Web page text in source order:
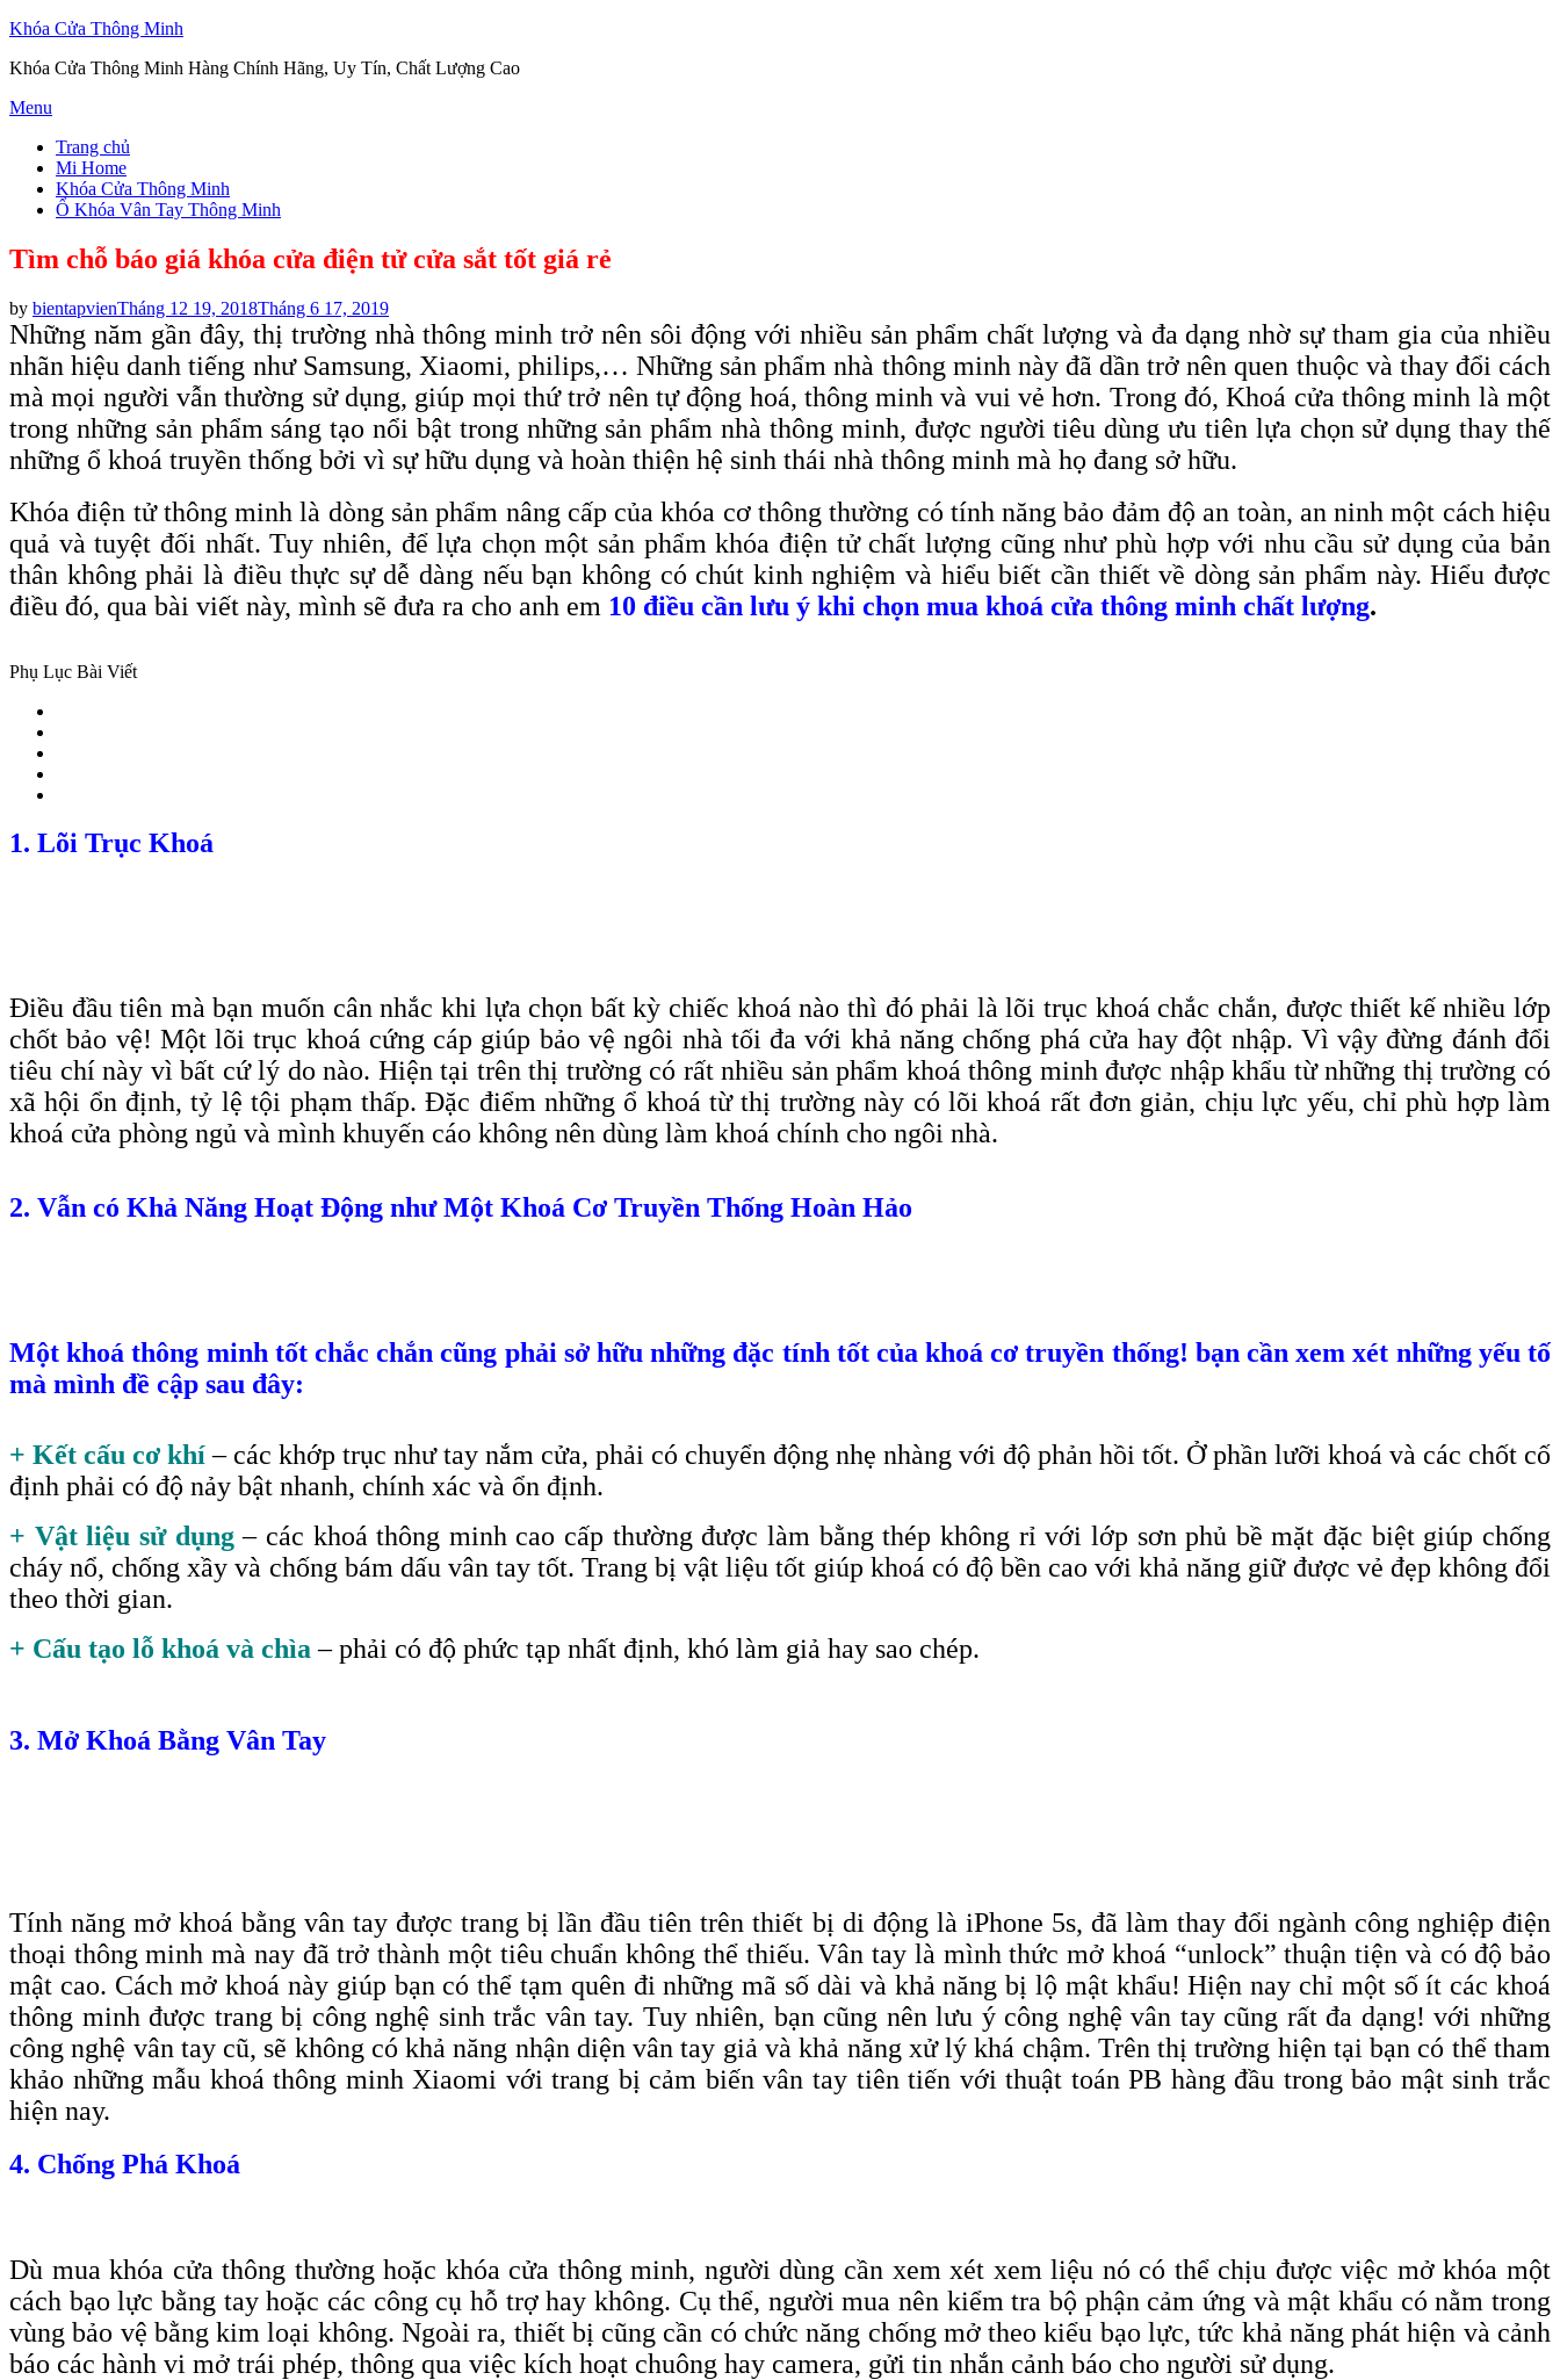
Khóa Cửa Thông Minh
Khóa Cửa Thông Minh Hàng Chính Hãng, Uy Tín, Chất Lượng Cao
Skip
content
Menu
Trang chủ
Mi Home
Khóa Cửa Thông Minh
Ổ Khóa Vân Tay Thông Minh
Tìm chỗ báo giá khóa cửa điện tử cửa sắt tốt giá rẻ
by bientapvienPosted
on
Tháng 12 19, 2018Tháng 6 17, 2019
Những năm gần đây, thị trường nhà thông minh trở nên sôi động với nhiều sản phẩm chất lượng và đa dạng nhờ sự tham gia của nhiều
nhãn hiệu danh tiếng như Samsung, Xiaomi, philips,… Những sản phẩm nhà thông minh này đã dần trở nên quen thuộc và thay đổi cách
mà mọi người vẫn thường sử dụng, giúp mọi thứ trở nên tự động hoá, thông minh và vui vẻ hơn. Trong đó, Khoá cửa thông minh là một
trong những sản phẩm sáng tạo nổi bật trong những sản phẩm nhà thông minh, được người tiêu dùng ưu tiên lựa chọn sử dụng thay thế
những ổ khoá truyền thống bởi vì sự hữu dụng và hoàn thiện hệ sinh thái nhà thông minh mà họ đang sở hữu.
Khóa điện tử thông minh là dòng sản phẩm nâng cấp của khóa cơ thông thường có tính năng bảo đảm độ an toàn, an ninh một cách hiệu
quả và tuyệt đối nhất. Tuy nhiên, để lựa chọn một sản phẩm khóa điện tử chất lượng cũng như phù hợp với nhu cầu sử dụng của bản
thân không phải là điều thực sự dễ dàng nếu bạn không có chút kinh nghiệm và hiểu biết cần thiết về dòng sản phẩm này. Hiểu được
điều đó, qua bài viết này, mình sẽ đưa ra cho anh em 10 điều cần lưu ý khi chọn mua khoá cửa thông minh chất lượng.
Phụ Lục Bài Viết
1. Lõi Trục Khoá
Điều đầu tiên mà bạn muốn cân nhắc khi lựa chọn bất kỳ chiếc khoá nào thì đó phải là lõi trục khoá chắc chắn, được thiết kế nhiều lớp
chốt bảo vệ! Một lõi trục khoá cứng cáp giúp bảo vệ ngôi nhà tối đa với khả năng chống phá cửa hay đột nhập. Vì vậy đừng đánh đổi
tiêu chí này vì bất cứ lý do nào. Hiện tại trên thị trường có rất nhiều sản phẩm khoá thông minh được nhập khẩu từ những thị trường có
xã hội ổn định, tỷ lệ tội phạm thấp. Đặc điểm những ổ khoá từ thị trường này có lõi khoá rất đơn giản, chịu lực yếu, chỉ phù hợp làm
khoá cửa phòng ngủ và mình khuyến cáo không nên dùng làm khoá chính cho ngôi nhà.
2. Vẫn có Khả Năng Hoạt Động như Một Khoá Cơ Truyền Thống Hoàn Hảo
Một khoá thông minh tốt chắc chắn cũng phải sở hữu những đặc tính tốt của khoá cơ truyền thống! bạn cần xem xét những yếu tố
mà mình đề cập sau đây:
+ Kết cấu cơ khí– các khớp trục như tay nắm cửa, phải có chuyển động nhẹ nhàng với độ phản hồi tốt. Ở phần lưỡi khoá và các chốt cố
định phải có độ nảy bật nhanh, chính xác và ổn định.
+ Vật liệu sử dụng– các khoá thông minh cao cấp thường được làm bằng thép không rỉ với lớp sơn phủ bề mặt đặc biệt giúp chống
cháy nổ, chống xầy và chống bám dấu vân tay tốt. Trang bị vật liệu tốt giúp khoá có độ bền cao với khả năng giữ được vẻ đẹp không đổi
theo thời gian.
+ Cấu tạo lỗ khoá và chìa – phải có độ phức tạp nhất định, khó làm giả hay sao chép.
3. Mở Khoá Bằng Vân Tay
Tính năng mở khoá bằng vân tay được trang bị lần đầu tiên trên thiết bị di động là iPhone 5s, đã làm thay đổi ngành công nghiệp điện
thoại thông minh mà nay đã trở thành một tiêu chuẩn không thể thiếu. Vân tay là mình thức mở khoá “unlock” thuận tiện và có độ bảo
mật cao. Cách mở khoá này giúp bạn có thể tạm quên đi những mã số dài và khả năng bị lộ mật khẩu! Hiện nay chỉ một số ít các khoá
thông minh được trang bị công nghệ sinh trắc vân tay. Tuy nhiên, bạn cũng nên lưu ý công nghệ vân tay cũng rất đa dạng! với những
công nghệ vân tay cũ, sẽ không có khả năng nhận diện vân tay giả và khả năng xử lý khá chậm. Trên thị trường hiện tại bạn có thể tham
khảo những mẫu khoá thông minh Xiaomi với trang bị cảm biến vân tay tiên tiến với thuật toán PB hàng đầu trong bảo mật sinh trắc
hiện nay.
4. Chống Phá Khoá
Dù mua khóa cửa thông thường hoặc khóa cửa thông minh, người dùng cần xem xét xem liệu nó có thể chịu được việc mở khóa một
cách bạo lực bằng tay hoặc các công cụ hỗ trợ hay không. Cụ thể, người mua nên kiểm tra bộ phận cảm ứng và mật khẩu có nằm trong
vùng bảo vệ bằng kim loại không. Ngoài ra, thiết bị cũng cần có chức năng chống mở theo kiểu bạo lực, tức khả năng phát hiện và cảnh
báo các hành vi mở trái phép, thông qua việc kích hoạt chuông hay camera, gửi tin nhắn cảnh báo cho người sử dụng.